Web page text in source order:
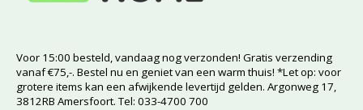
Voor 15:00 besteld, vandaag nog verzonden! Gratis verzending
vanaf €75,-. Bestel nu en geniet van een warm thuis! *Let op: voor
grotere items kan een afwijkende levertijd gelden. Argonweg 17,
3812RB Amersfoort. Tel: 033-4700 700